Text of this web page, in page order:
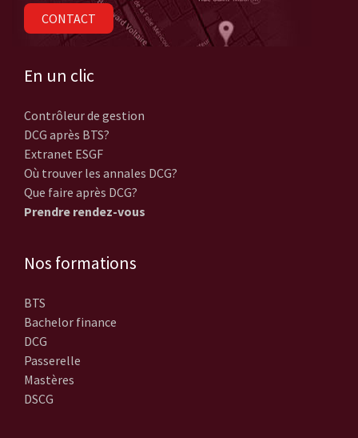
CONTACT
En un clic
Contrôleur de gestion
DCG après BTS?
Extranet ESGF
Où trouver les annales DCG?
Que faire après DCG?
Prendre rendez-vous
Nos formations
BTS
Bachelor finance
DCG
Passerelle
Mastères
DSCG